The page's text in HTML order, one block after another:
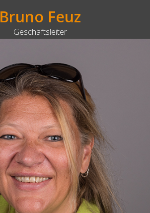
Bruno Feuz
Geschäftsleiter